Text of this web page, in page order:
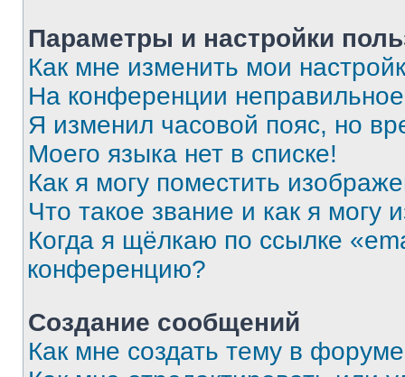
Параметры и настройки
Как мне изменить мои
На конференции
Я изменил часовой пояс, но
Моего языка нет в списке!
Как я могу поместить
Что такое звание и как я могу
Когда я щёлкаю по ссылке
конференцию?
Создание сообщений
Как мне создать тему в